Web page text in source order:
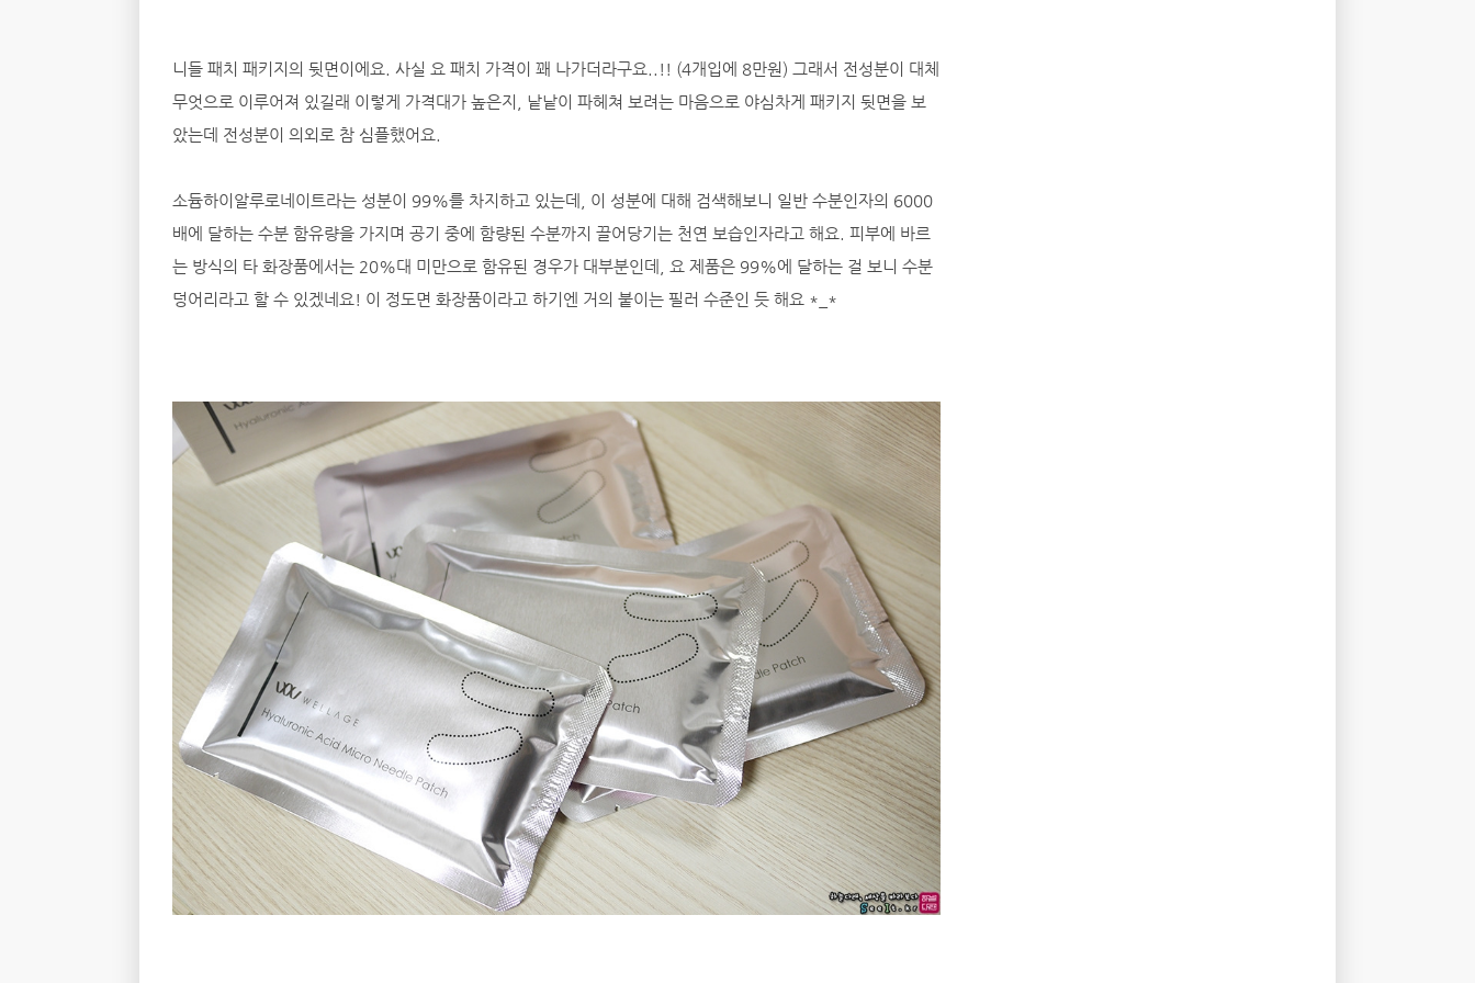
니들 패치 패키지의 뒷면이에요. 사실 요 패치 가격이 꽤 나가더라구요..!! (4개입에 8만원) 그래서 전성분이 대체
무엇으로 이루어져 있길래 이렇게 가격대가 높은지, 낱낱이 파헤쳐 보려는 마음으로 야심차게 패키지 뒷면을 보
았는데 전성분이 의외로 참 심플했어요.
소듐하이알루로네이트라는 성분이 99%를 차지하고 있는데, 이 성분에 대해 검색해보니 일반 수분인자의 6000
배에 달하는 수분 함유량을 가지며 공기 중에 함량된 수분까지 끌어당기는 천연 보습인자라고 해요. 피부에 바르
는 방식의 타 화장품에서는 20%대 미만으로 함유된 경우가 대부분인데, 요 제품은 99%에 달하는 걸 보니 수분
덩어리라고 할 수 있겠네요! 이 정도면 화장품이라고 하기엔 거의 붙이는 필러 수준인 듯 해요 *_*